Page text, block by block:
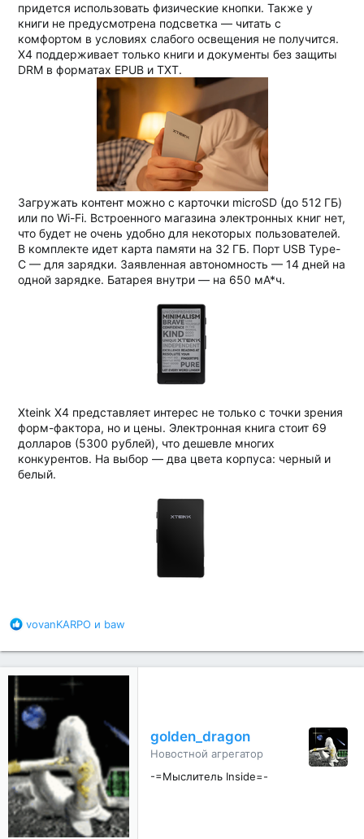
придется использовать физические кнопки. Также у
книги не предусмотрена подсветка — читать с
комфортом в условиях слабого освещения не получится.
X4 поддерживает только книги и документы без защиты
DRM в форматах EPUB и TXT.
Загружать контент можно с карточки microSD (до 512 ГБ)
или по Wi-Fi. Встроенного магазина электронных книг нет,
что будет не очень удобно для некоторых пользователей.
В комплекте идет карта памяти на 32 ГБ. Порт USB Type-
C — для зарядки. Заявленная автономность — 14 дней на
одной зарядке. Батарея внутри — на 650 мА*ч.
Xteink X4 представляет интерес не только с точки зрения
форм-фактора, но и цены. Электронная книга стоит 69
долларов (5300 рублей), что дешевле многих
конкурентов. На выбор — два цвета корпуса: черный и
белый.
Б
а
г
д
а
р
с
т
и
:
vovanKARPO и baw
golden_dragon
Новостной агрегатор
-=Мыслитель Inside=-